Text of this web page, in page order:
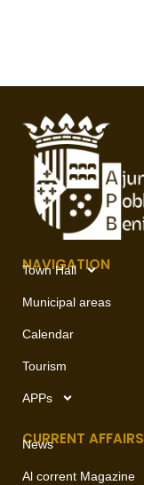
NAVIGATION
Town Hall
Municipal areas
Calendar
Tourism
APPs
CURRENT AFFAIRS
News
Al corrent Magazine